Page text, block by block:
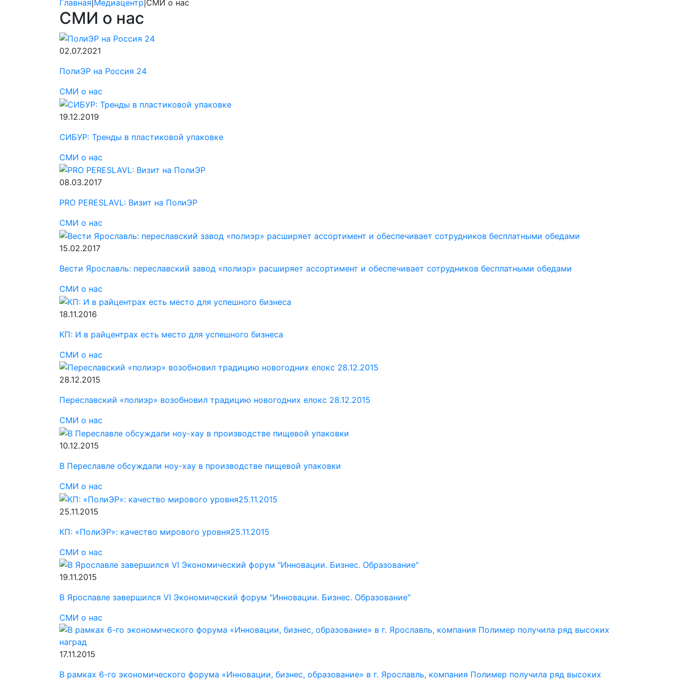
Главная Медиацентр СМИ о нас
СМИ о нас
02.07.2021
ПолиЭР на Россия 24
СМИ о нас
19.12.2019
СИБУР: Тренды в пластиковой упаковке
СМИ о нас
08.03.2017
PRO PERESLAVL: Визит на ПолиЭР
СМИ о нас
15.02.2017
Вести Ярославль: переславский завод «полиэр» расширяет ассортимент и обеспечивает сотрудников бесплатными обедами
СМИ о нас
18.11.2016
КП: И в райцентрах есть место для успешного бизнеса
СМИ о нас
28.12.2015
Переславский «полиэр» возобновил традицию новогодних елокс 28.12.2015
СМИ о нас
10.12.2015
В Переславле обсуждали ноу-хау в производстве пищевой упаковки
СМИ о нас
25.11.2015
КП: «ПолиЭР»: качество мирового уровня25.11.2015
СМИ о нас
19.11.2015
В Ярославле завершился VI Экономический форум "Инновации. Бизнес. Образование"
СМИ о нас
17.11.2015
В рамках 6-го экономического форума «Инновации, бизнес, образование» в г. Ярославль, компания Полимер получила ряд высоких